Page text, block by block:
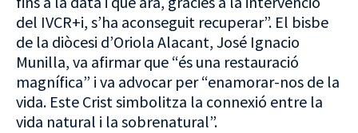
del IVCR+i, s’ha aconseguit recuperar”. El bisbe
de la diòcesi d’Oriola Alacant, José Ignacio
Munilla, va afirmar que “és una restauració
magnífica” i va advocar per “enamorar-nos de la
vida. Este Crist simbolitza la connexió entre la
vida natural i la sobrenatural”.